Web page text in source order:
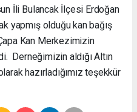
İli Bulancak İlçesi Erdoğan
yapmış olduğu kan bağış
Kan Merkezimizin
Derneğimizin aldığı Altın
hazırladığımız teşekkür